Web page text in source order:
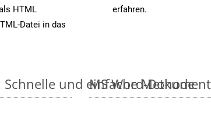
HTML
Datei in das
erfahren.
und einfache Methode
MS Word-